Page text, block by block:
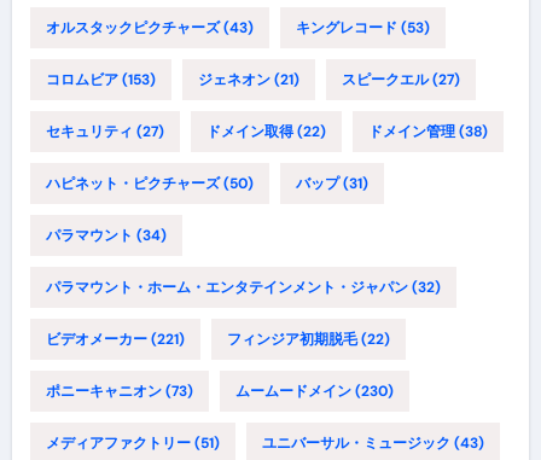
オルスタックピクチャーズ(43) キングレコード (53)
コロムビア(153) ジェネオン(21) スピークエル(27)
セキュリティ (27) ドメイン取得(22) ドメイン管理(38)
ハピネット・ピクチャーズ(50) バップ(31)
パラマウント (34)
パラマウント・ホーム・エンタテインメント・ジャパン(32)
ビデオメーカー(221) フィンジア初期脱毛(22)
ポニーキャニオン(73) ムームードメイン(230)
メディアファクトリー(51) ユニバーサル・ミュージック (43)